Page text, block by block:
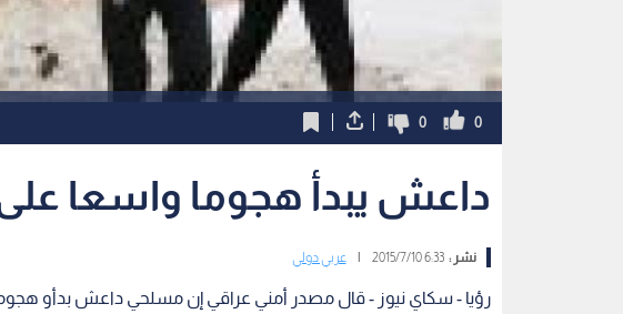
0
0
داعش يبدأ هجوما واسعا على
نشر :6:33 2015/7/10 عربي دولي
رؤيا - سكاي نيوز - قال مصدر أمني عراقي إن مسلحي داعش بدأو هجوما